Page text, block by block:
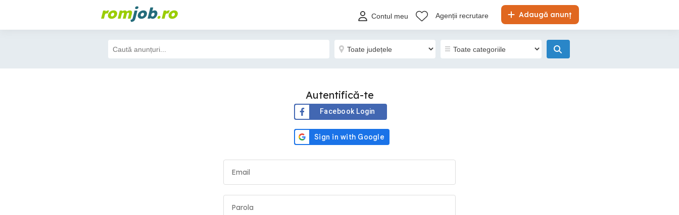
romjob.ro Adaugă anunț
Contul meu Agenții recrutare
Autentifică-te
Facebook Login